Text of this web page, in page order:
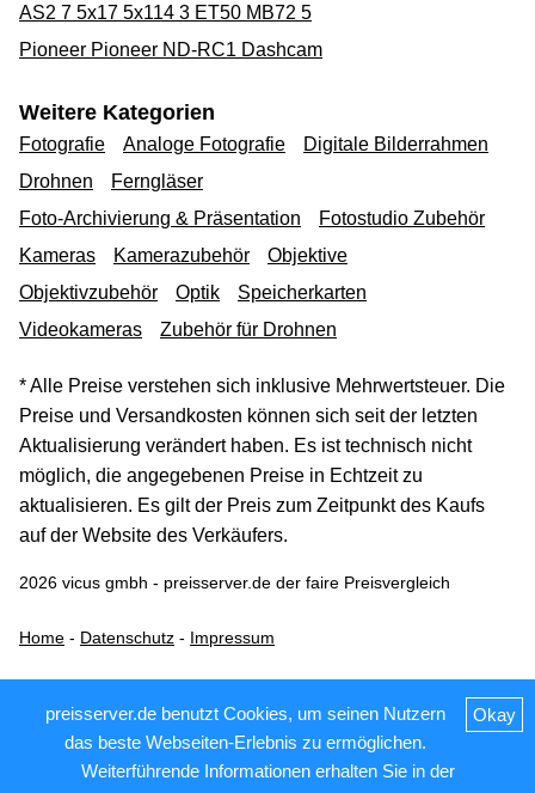
AS2 7 5x17 5x114 3 ET50 MB72 5
Pioneer Pioneer ND-RC1 Dashcam
Weitere Kategorien
Fotografie Analoge Fotografie
Digitale Bilderrahmen
Drohnen
Ferngläser
Foto-Archivierung & Präsentation
Fotostudio Zubehör
Kameras
Kamerazubehör
Objektive
Objektivzubehör
Optik
Speicherkarten
Videokameras
Zubehör für Drohnen
* Alle Preise verstehen sich inklusive Mehrwertsteuer. Die
Preise und Versandkosten können sich seit der letzten
Aktualisierung verändert haben. Es ist technisch nicht
möglich, die angegebenen Preise in Echtzeit zu
aktualisieren. Es gilt der Preis zum Zeitpunkt des Kaufs
auf der Website des Verkäufers.
2026 vicus gmbh - preisserver.de der faire Preisvergleich
Home - Datenschutz - Impressum
Okay
preisserver.de benutzt Cookies, um seinen Nutzern
das beste Webseiten-Erlebnis zu ermöglichen.
Weiterführende Informationen erhalten Sie in der